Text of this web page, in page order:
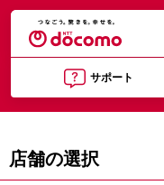
サポート
店舗の選択